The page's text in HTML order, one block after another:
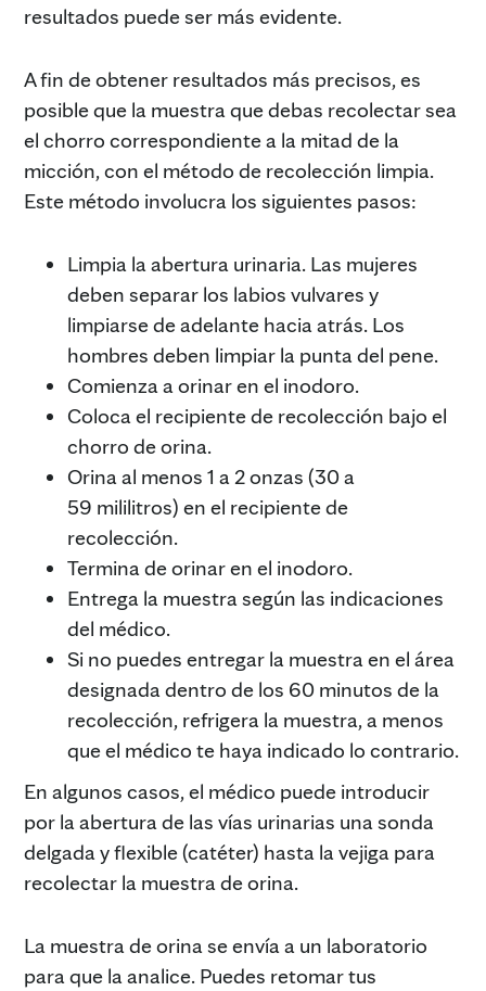
resultados puede ser más evidente.
A fin de obtener resultados más precisos, es
posible que la muestra que debas recolectar sea
el chorro correspondiente a la mitad de la
micción, con el método de recolección limpia.
Este método involucra los siguientes pasos:
Limpia la abertura urinaria. Las mujeres
deben separar los labios vulvares y
limpiarse de adelante hacia atrás. Los
hombres deben limpiar la punta del pene.
Comienza a orinar en el inodoro.
Coloca el recipiente de recolección bajo el
chorro de orina.
Orina al menos 1 a 2 onzas (30 a
59 mililitros) en el recipiente de
recolección.
Termina de orinar en el inodoro.
Entrega la muestra según las indicaciones
del médico.
Si no puedes entregar la muestra en el área
designada dentro de los 60 minutos de la
recolección, refrigera la muestra, a menos
que el médico te haya indicado lo contrario.
En algunos casos, el médico puede introducir
por la abertura de las vías urinarias una sonda
delgada y flexible (catéter) hasta la vejiga para
recolectar la muestra de orina.
La muestra de orina se envía a un laboratorio
para que la analice. Puedes retomar tus